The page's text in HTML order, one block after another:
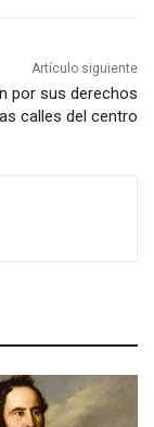
Artículo siguiente
por sus derechos
calles del centro